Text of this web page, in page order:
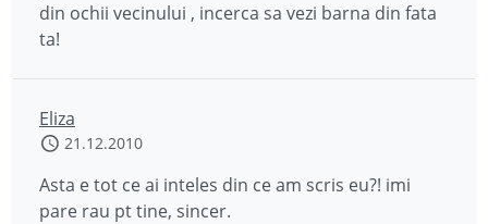
din ochii vecinului , incerca sa vezi barna din fata
ta!
Eliza
21.12.2010
Asta e tot ce ai inteles din ce am scris eu?! imi
pare rau pt tine, sincer.